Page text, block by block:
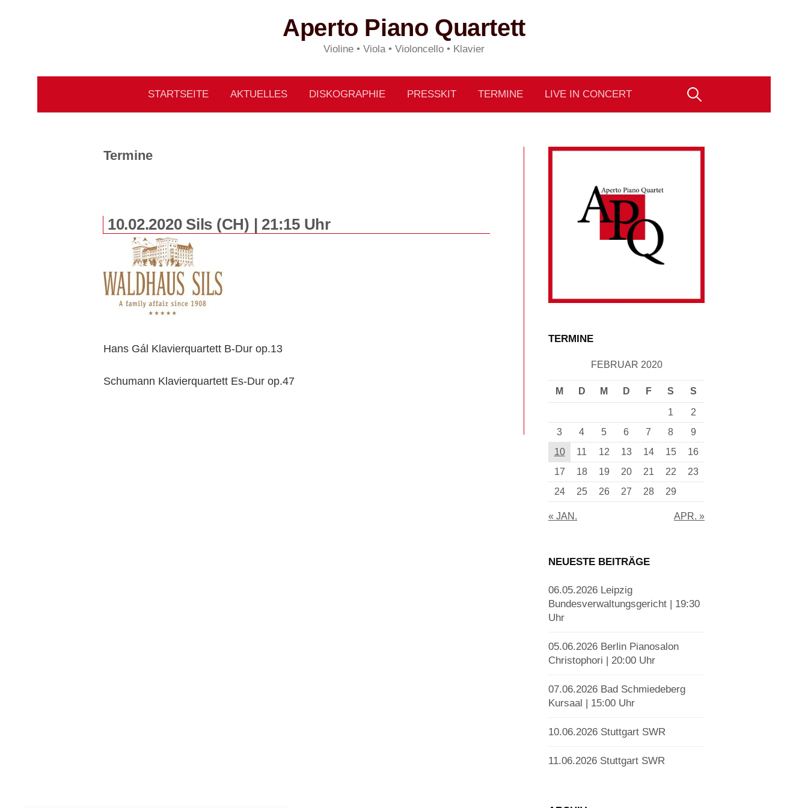
Aperto Piano Quartett
Violine • Viola • Violoncello • Klavier
STARTSEITE AKTUELLES DISKOGRAPHIE PRESSKIT TERMINE LIVE IN CONCERT Suchen
Termine
10.02.2020 Sils (CH) | 21:15 Uhr
Hans Gál Klavierquartett B-Dur op.13
Schumann Klavierquartett Es-Dur op.47
TERMINE
FEBRUAR 2020
M D M D F S S
« JAN. APR. »
1
2
3
4 5 6 7 8
9
10
11 12 13 14 15
16
17
18 19 20 21 22
23
24
25 26 27 28 29
NEUESTE BEITRÄGE
06.05.2026 Leipzig
Bundesverwaltungsgericht | 19:30
Uhr
05.06.2026 Berlin Pianosalon
Christophori | 20:00 Uhr
07.06.2026 Bad Schmiedeberg
Kursaal | 15:00 Uhr
10.06.2026 Stuttgart SWR
11.06.2026 Stuttgart SWR